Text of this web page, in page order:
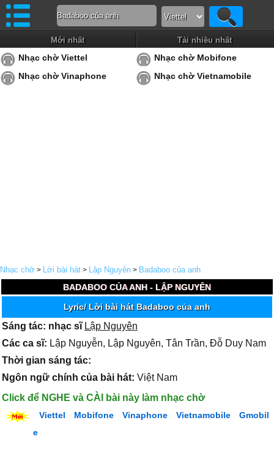
Mới nhất Tải nhiều nhất
Nhạc chờ Viettel
Nhạc chờ Mobifone
Nhạc chờ Vinaphone
Nhạc chờ Vietnamobile
Nhạc chờ > Lời bài hát > Lập Nguyên > Badaboo của anh
BADABOO CỦA ANH - LẬP NGUYÊN
Lyric/ Lời bài hát Badaboo của anh
Sáng tác: nhạc sĩ Lập Nguyên
Các ca sĩ: Lập Nguyễn, Lập Nguyên, Tân Trần, Đỗ Duy Nam
Thời gian sáng tác:
Ngôn ngữ chính của bài hát: Việt Nam
Click để NGHE và CÀI bài này làm nhạc chờ
Viettel Mobifone Vinaphone Vietnamobile
Gmobil
e